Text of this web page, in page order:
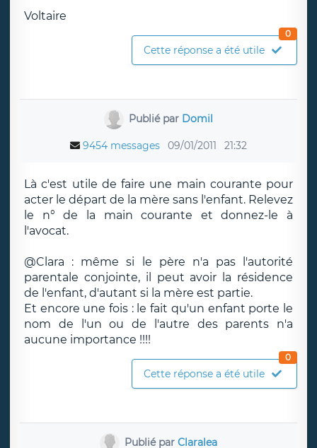
Voltaire
Cette réponse a été utile
0
Publié par Domil
9454 messages 09/01/2011 21:32
Là c'est utile de faire une main courante pour
acter le départ de la mère sans l'enfant. Relevez
le n° de la main courante et donnez-le à
l'avocat.
@Clara : même si le père n'a pas l'autorité
parentale conjointe, il peut avoir la résidence
de l'enfant, d'autant si la mère est partie.
Et encore une fois : le fait qu'un enfant porte le
nom de l'un ou de l'autre des parents n'a
aucune importance !!!!
Cette réponse a été utile
0
Publié parClaralea